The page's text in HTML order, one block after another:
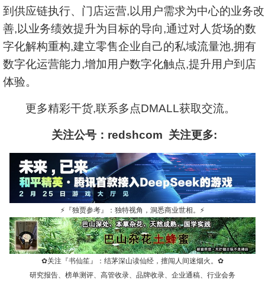
到供应链执行、门店运营,以用户需求为中心的业务改
善,以业务绩效提升为目标的导向,通过对人货场的数
字化解构重构,建立零售企业自己的私域流量池,拥有
数字化运营能力,增加用户数字化触点,提升用户到店
体验。
更多精彩干货,联系多点DMALL获取交流。
关注公号：redshcom 关注更多:
⚡ 『独贾参考』：独特视角，洞悉商业世相。 ⚡
✿关注『书仙笙』：结茅深山读仙经，擅闯人间迷烟火。 ✿
研究报告、榜单测评、高管收录、品牌收录、企业通稿、行业会务